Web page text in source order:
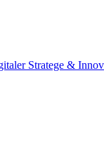
Stratege &